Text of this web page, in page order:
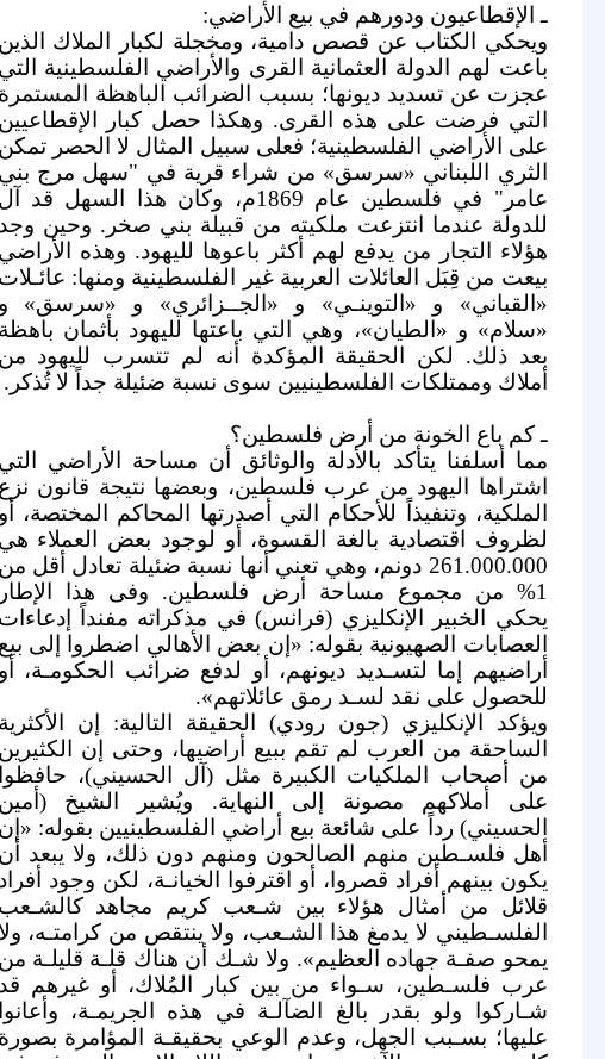
ـ الإقطاعيون ودورهم في بيع الأراضي:
ويحكي الكتاب عن قصص دامية، ومخجلة لكبار الملاك
باعت لهم الدولة العثمانية القرى والأراضي الفلسطينية
عجزت عن تسديد ديونها؛ بسبب الضرائب الباهظة
التي فرضت على هذه القرى. وهكذا حصل كبار
على الأراضي الفلسطينية؛ فعلى سبيل المثال لا الحصر
الثري اللبناني «سرسق» من شراء قرية في "سهل مرج
عامر" في فلسطين عام 1869م، وكان هذا السهل قد
للدولة عندما انتزعت ملكيته من قبيلة بني صخر. وحين
هؤلاء التجار من يدفع لهم أكثر باعوها لليهود. وهذه
بيعت من قِبَل العائلات العربية غير الفلسطينية ومنها:
«القباني» و «التوينـي» و «الجــزائري» و «سرسق»
«سلام» و «الطيان»، وهي التي باعتها لليهود بأثمان
بعد ذلك. لكن الحقيقة المؤكدة أنه لم تتسرب لليهود
أملاك وممتلكات الفلسطينيين سوى نسبة ضئيلة جداً لا تُذكر.
ـ كم باع الخونة من أرض فلسطين؟
مما أسلفنا يتأكد بالأدلة والوثائق أن مساحة الأراضي
اشتراها اليهود من عرب فلسطين، وبعضها نتيجة قانون
الملكية، وتنفيذاً للأحكام التي أصدرتها المحاكم المختصة،
لظروف اقتصادية بالغة القسوة، أو لوجود بعض العملاء
261.000.000 دونم، وهي تعني أنها نسبة ضئيلة تعادل أقل
1% من مجموع مساحة أرض فلسطين. وفى هذا
يحكي الخبير الإنكليزي (فرانس) في مذكراته مفنداً
العصابات الصهيونية بقوله: «إن بعض الأهالي اضطروا إلى
أراضيهم إما لتسـديد ديونهم، أو لدفع ضرائب الحكومـة،
للحصول على نقد لسـد رمق عائلاتهم».
ويؤكد الإنكليزي (جون رودي) الحقيقة التالية: إن
الساحقة من العرب لم تقم ببيع أراضيها، وحتى إن
من أصحاب الملكيات الكبيرة مثل (آل الحسيني)،
على أملاكهم مصونة إلى النهاية. ويُشير الشيخ
الحسيني) رداً على شائعة بيع أراضي الفلسطينيين بقوله:
أهل فلسـطين منهم الصالحون ومنهم دون ذلك، ولا يبعد
يكون بينهم أفراد قصروا، أو اقترفوا الخيانـة، لكن وجود
قلائل من أمثال هؤلاء بين شـعب كريم مجاهد
الفلسـطيني لا يدمغ هذا الشـعب، ولا ينتقص من كرامتـه،
يمحو صفـة جهاده العظيم». ولا شـك أن هناك قلـة قليلـة
عرب فلسـطين، سـواء من بين كبار المُلاك، أو غيرهم
شـاركوا ولو بقدر بالغ الضآلـة في هذه الجريمـة،
عليها؛ بسـبب الجهل، وعدم الوعي بحقيقـة المؤامرة